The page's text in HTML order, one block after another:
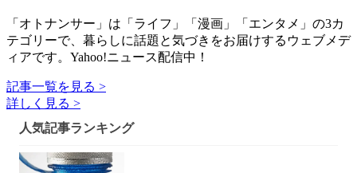
「オトナンサー」は「ライフ」「漫画」「エンタメ」の3カ
テゴリーで、暮らしに話題と気づきをお届けするウェブメデ
ィアです。Yahoo!ニュース配信中！
記事一覧を見る >
詳しく見る >
人気記事ランキング